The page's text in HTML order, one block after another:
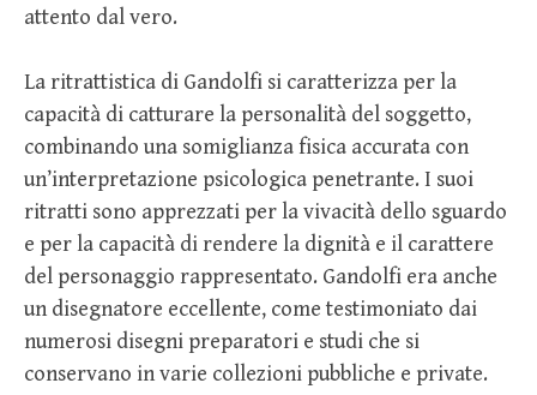
attento dal vero.
La ritrattistica di Gandolfi si caratterizza per la
capacità di catturare la personalità del soggetto,
combinando una somiglianza fisica accurata con
un’interpretazione psicologica penetrante. I suoi
ritratti sono apprezzati per la vivacità dello sguardo
e per la capacità di rendere la dignità e il carattere
del personaggio rappresentato. Gandolfi era anche
un disegnatore eccellente, come testimoniato dai
numerosi disegni preparatori e studi che si
conservano in varie collezioni pubbliche e private.